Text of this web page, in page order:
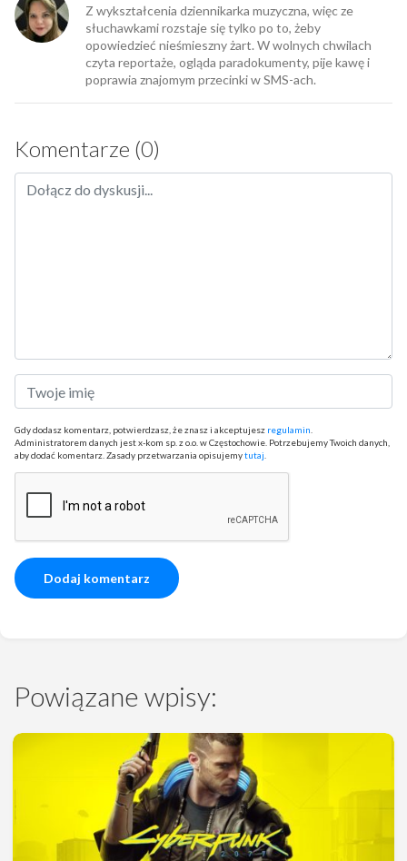
Z wykształcenia dziennikarka muzyczna, więc ze
słuchawkami rozstaje się tylko po to, żeby
opowiedzieć nieśmieszny żart. W wolnych chwilach
czyta reportaże, ogląda paradokumenty, pije kawę i
poprawia znajomym przecinki w SMS-ach.
Komentarze (0)
Gdy dodasz komentarz, potwierdzasz, że znasz i akceptujesz regulamin.
Administratorem danych jest x-kom sp. z o.o. w Częstochowie. Potrzebujemy Twoich danych,
aby dodać komentarz. Zasady przetwarzania opisujemytutaj.
Powiązane wpisy: